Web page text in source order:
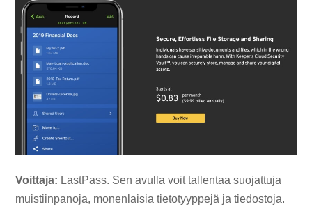
Voittaja: LastPass. Sen avulla voit tallentaa suojattuja
muistiinpanoja, monenlaisia ​​tietotyyppejä ja tiedostoja.